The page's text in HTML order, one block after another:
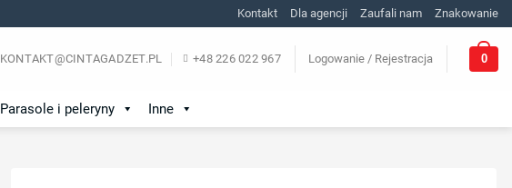
Kontakt Dla agencji Zaufali nam Znakowanie
KONTAKT@CINTAGADZET.PL +48 226 022 967 Logowanie / Rejestracja 0
Parasole i peleryny Inne